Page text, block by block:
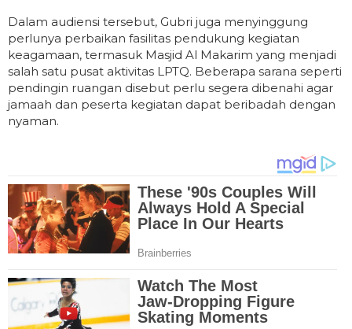
Dalam audiensi tersebut, Gubri juga menyinggung
perlunya perbaikan fasilitas pendukung kegiatan
keagamaan, termasuk Masjid Al Makarim yang menjadi
salah satu pusat aktivitas LPTQ. Beberapa sarana seperti
pendingin ruangan disebut perlu segera dibenahi agar
jamaah dan peserta kegiatan dapat beribadah dengan
nyaman.